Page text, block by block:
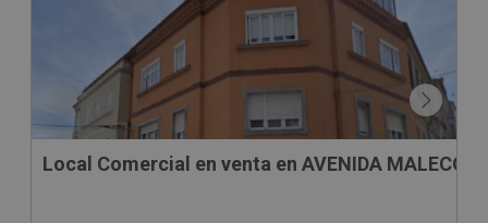
Local Comercial en venta en AVENIDA MALECON